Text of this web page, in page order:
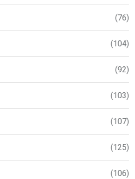
(76)
(104)
(92)
(103)
(107)
(125)
(106)